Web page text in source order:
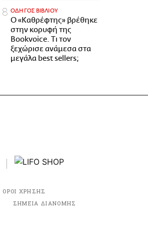
ΟΔΗΓΟΣ ΒΙΒΛΙΟΥ
Ο «Καθρέφτης» βρέθηκε
στην κορυφή της
Bookvoice. Τι τον
ξεχώρισε ανάμεσα στα
μεγάλα best sellers;
ΟΡΟΙ ΧΡΗΣΗΣ
ΣΗΜΕΙΑ ΔΙΑΝΟΜΗΣ